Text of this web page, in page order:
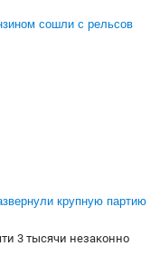
сошли с рельсов
крупную партию
3 тысячи незаконно